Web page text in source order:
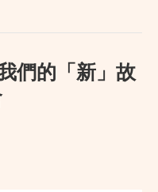
們的「新」故